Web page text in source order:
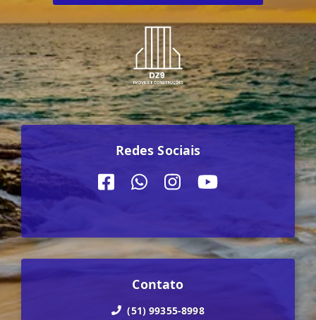
Redes Sociais
Contato
(51) 99355-8998